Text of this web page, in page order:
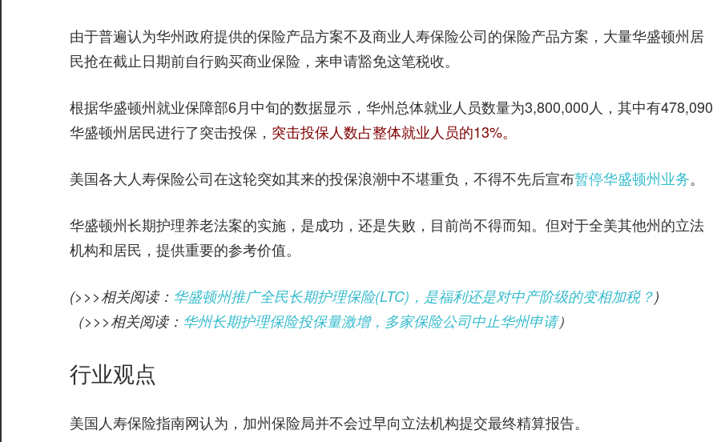
由于普遍认为华州政府提供的保险产品方案不及商业人寿保险公司的保险产品方案，大量华盛顿州居
民抢在截止日期前自行购买商业保险，来申请豁免这笔税收。
根据华盛顿州就业保障部6月中旬的数据显示，华州总体就业人员数量为3,800,000人，其中有478,090
华盛顿州居民进行了突击投保， 突击投保人数占整体就业人员的13%。
美国各大人寿保险公司在这轮突如其来的投保浪潮中不堪重负，不得不先后宣布暂停华盛顿州业务。
华盛顿州长期护理养老法案的实施，是成功，还是失败，目前尚不得而知。但对于全美其他州的立法
机构和居民，提供重要的参考价值。
(>>>相关阅读： 华盛顿州推广全民长期护理保险(LTC)，是福利还是对中产阶级的变相加税？)
（>>>相关阅读： 华州长期护理保险投保量激增，多家保险公司中止华州申请）
行业观点
美国人寿保险指南网认为，加州保险局并不会过早向立法机构提交最终精算报告。